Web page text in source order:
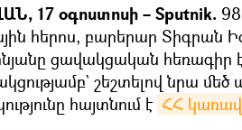
17 օգոստոսի – Sputnik.
հերոս, բարերար Տիգրան
ցավակցական հեռագիր է
շեշտելով նրա
հայտնում է ՀՀ